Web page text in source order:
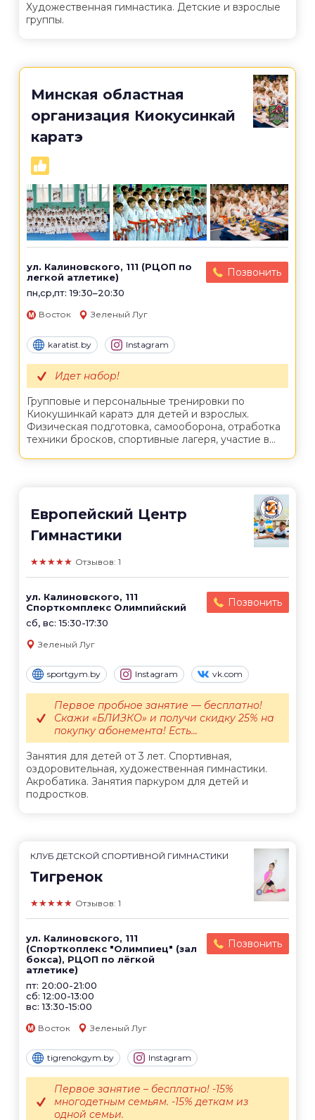
Художественная гимнастика. Детские и взрослые
группы.
Минская областная
организация Киокусинкай
каратэ
ул. Калиновского, 111 (РЦОП по
легкой атлетике)
пн,ср,пт: 19:30–20:30
Позвонить
Восток Зеленый Луг
karatist.by Instagram
Групповые и персональные тренировки по
Киокушинкай каратэ для детей и взрослых.
Физическая подготовка, самооборона, отработка
техники бросков, спортивные лагеря, участие в...
Идет набор!
Европейский Центр
Гимнастики
★★★★★ Отзывов: 1
ул. Калиновского, 111
Спорткомплекс Олимпийский
сб, вс: 15:30-17:30
Позвонить
Зеленый Луг
sportgym.by Instagram vk.com
Занятия для детей от 3 лет. Спортивная,
оздоровительная, художественная гимнастики.
Акробатика. Занятия паркуром для детей и
подростков.
Первое пробное занятие — бесплатно!
Скажи «БЛИЗКО» и получи скидку 25% на
покупку абонемента! Есть...
КЛУБ ДЕТСКОЙ СПОРТИВНОЙ ГИМНАСТИКИ
Тигренок
★★★★★ Отзывов: 1
ул. Калиновского, 111
(Спорткоплекс "Олимпиец" (зал
бокса), РЦОП по лёгкой
атлетике)
пт: 20:00-21:00
сб: 12:00-13:00
вс: 13:30-15:00
Позвонить
Восток Зеленый Луг
tigrenokgym.by Instagram
Первое занятие – бесплатно! -15%
многодетным семьям. -15% деткам из
одной семьи.